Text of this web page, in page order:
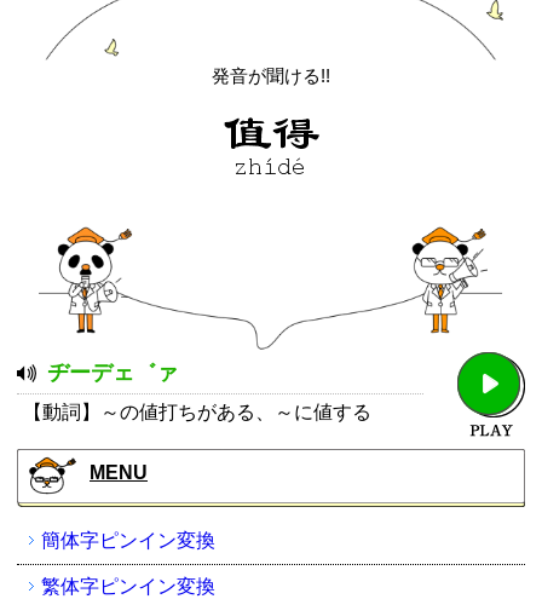
発音が聞ける!!
ヂーデェ゛ァ
【動詞】～の値打ちがある、～に値する
MENU
簡体字ピンイン変換
繁体字ピンイン変換